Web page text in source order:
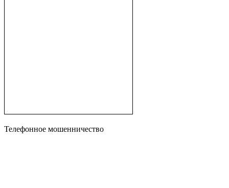
Телефонное мошенничество